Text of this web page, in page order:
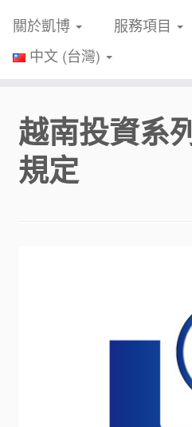
關於凱博 服務項目
中文 (台灣)
越南投資系
規定